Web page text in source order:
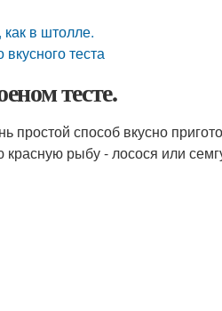
в штолле.
теста
тесте.
простой способ вкусно
рыбу - лосося или